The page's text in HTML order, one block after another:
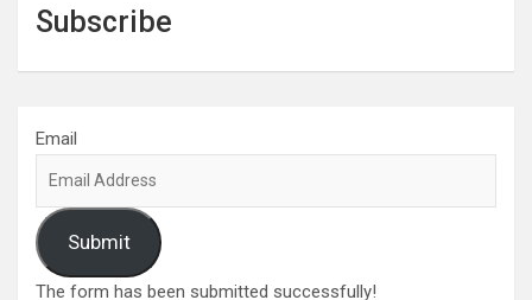
Subscribe
Email
Submit
The form has been submitted successfully!